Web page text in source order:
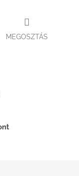
MEGOSZTÁS